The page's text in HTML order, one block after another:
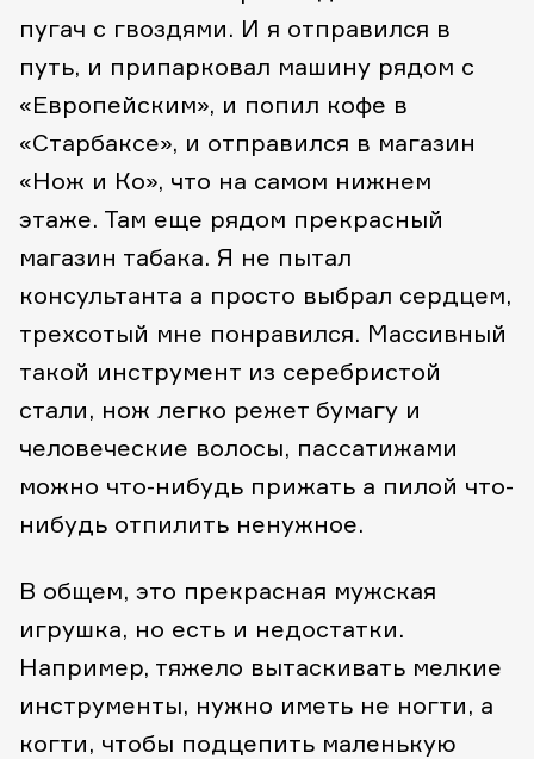
пугач с гвоздями. И я отправился в
путь, и припарковал машину рядом с
«Европейским», и попил кофе в
«Старбаксе», и отправился в магазин
«Нож и Ко», что на самом нижнем
этаже. Там еще рядом прекрасный
магазин табака. Я не пытал
консультанта а просто выбрал сердцем,
трехсотый мне понравился. Массивный
такой инструмент из серебристой
стали, нож легко режет бумагу и
человеческие волосы, пассатижами
можно что-нибудь прижать а пилой что-
нибудь отпилить ненужное.
В общем, это прекрасная мужская
игрушка, но есть и недостатки.
Например, тяжело вытаскивать мелкие
инструменты, нужно иметь не ногти, а
когти, чтобы подцепить маленькую